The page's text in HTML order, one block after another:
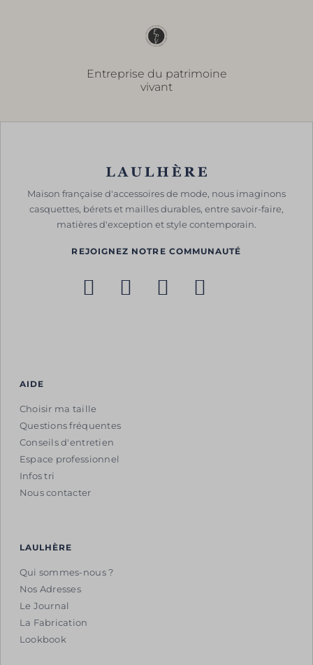
Entreprise du patrimoine
vivant
Maison française d'accessoires de mode, nous imaginons
casquettes, bérets et mailles durables, entre savoir-faire,
matières d'exception et style contemporain.
REJOIGNEZ NOTRE COMMUNAUTÉ
AIDE
Choisir ma taille
Questions fréquentes
Conseils d'entretien
Espace professionnel
Infos tri
Nous contacter
LAULHÈRE
Qui sommes-nous ?
Nos Adresses
Le Journal
La Fabrication
Lookbook